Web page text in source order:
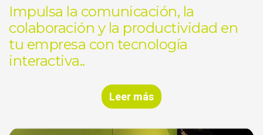
Impulsa la comunicación, la
colaboración y la productividad en
tu empresa con tecnología
interactiva..
Leer más